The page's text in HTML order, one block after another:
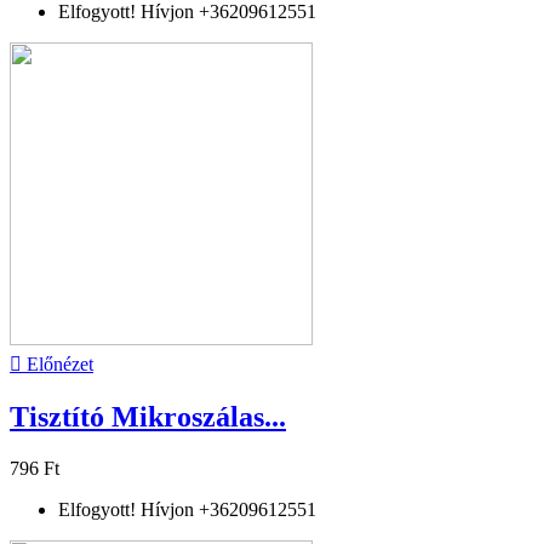
Elfogyott! Hívjon +36209612551
 Előnézet
Tisztító Mikroszálas...
796 Ft
Elfogyott! Hívjon +36209612551